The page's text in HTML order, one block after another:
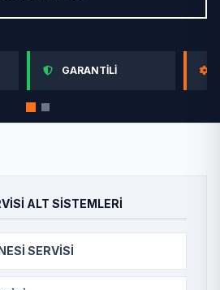
GARANTILI
ALT SISTEMLERI
SERVISI